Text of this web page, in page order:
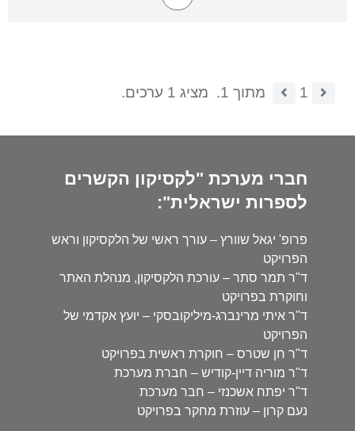
1 מתוך 1. מציג 1 ערכים.
חברי מערכת "לקסיקון הקשרים
לספרות ישראלית":
פרופ' יגאל שוורץ – עורך ראשי של הלקסיקון וראש
הפרויקט
ד"ר תמר סתר – עורכת הלקסיקון, מנהלת האתר
וחוקרת בפרויקט
ד"ר איתי מרינברג-מיליקובסקי – יועץ אקדמי של
הפרויקט
ד"ר חן שטרס – חוקרת ראשית בפרויקט
ד"ר מוריה דיין-קודיש – חברת מערכת
ד"ר יפתח אשכנזי – חבר מערכת
נעם קרון – עוזרת מחקר בפרויקט